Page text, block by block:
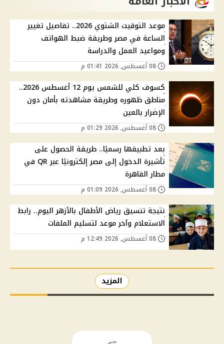
موعد التوقيت الشتوي 2026.. تفاصيل تغيير
الساعة في مصر وطريقة ضبط الهواتف
ومواعيد العمل والدراسة
كسوف كلي للشمس يوم 12 أغسطس 2026..
مناطق ظهوره وطريقة مشاهدته بأمان دون
الإضرار بالعين
بعد تطبيقها رسميًا.. طريقة الحصول على
تأشيرة الدخول إلى مصر إلكترونيًا عبر QR في
مطار القاهرة
نتيجة تنسيق رياض الأطفال بالأزهر اليوم.. رابط
الاستعلام وآخر موعد لتسليم الملفات
المزيد